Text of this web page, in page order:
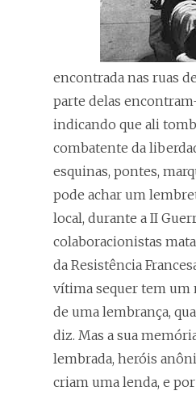
encontrada nas ruas
parte delas
indicando que ali
combatente da
esquinas, pontes,
pode achar um
local, durante a II
colaboracionistas
da Resistência
vítima sequer tem um
de uma lembrança,
diz. Mas a sua
lembrada, heróis
criam uma lenda, e